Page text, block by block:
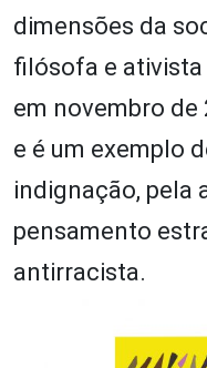
dimensões da
filósofa e ativista
em novembro de
e é um exemplo
indignação, pela
pensamento
antirracista.